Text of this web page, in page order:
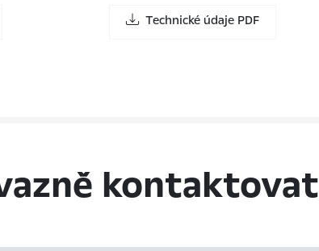
Technické údaje PDF
kontaktovat